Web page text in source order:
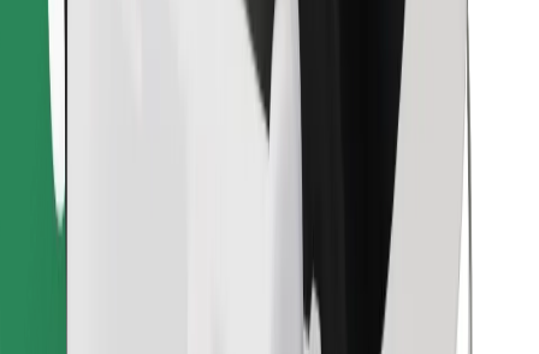
¡Conseguí un viaje en minutos!
Descargar la app de Bolt
Encontrá tu comida favorita
Descargar la app de Bolt Food